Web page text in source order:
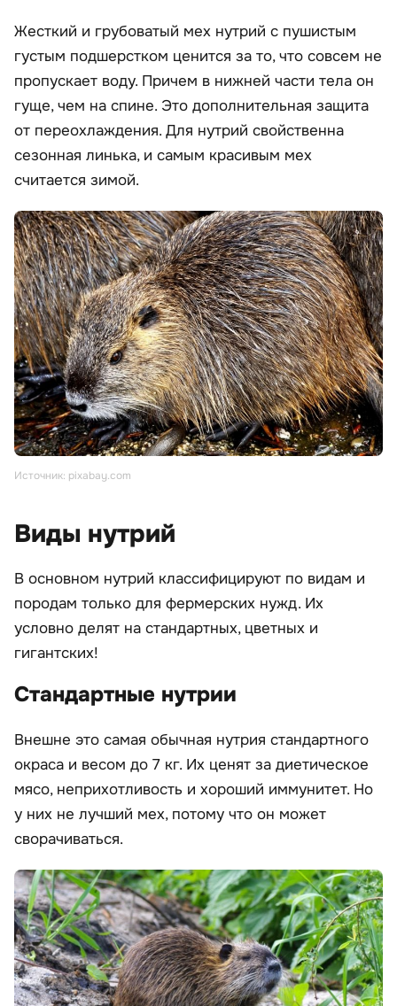
Жесткий и грубоватый мех нутрий с пушистым
густым подшерстком ценится за то, что совсем не
пропускает воду. Причем в нижней части тела он
гуще, чем на спине. Это дополнительная защита
от переохлаждения. Для нутрий свойственна
сезонная линька, и самым красивым мех
считается зимой.
Источник: pixabay.com
Виды нутрий
В основном нутрий классифицируют по видам и
породам только для фермерских нужд. Их
условно делят на стандартных, цветных и
гигантских!
Стандартные нутрии
Внешне это самая обычная нутрия стандартного
окраса и весом до 7 кг. Их ценят за диетическое
мясо, неприхотливость и хороший иммунитет. Но
у них не лучший мех, потому что он может
сворачиваться.